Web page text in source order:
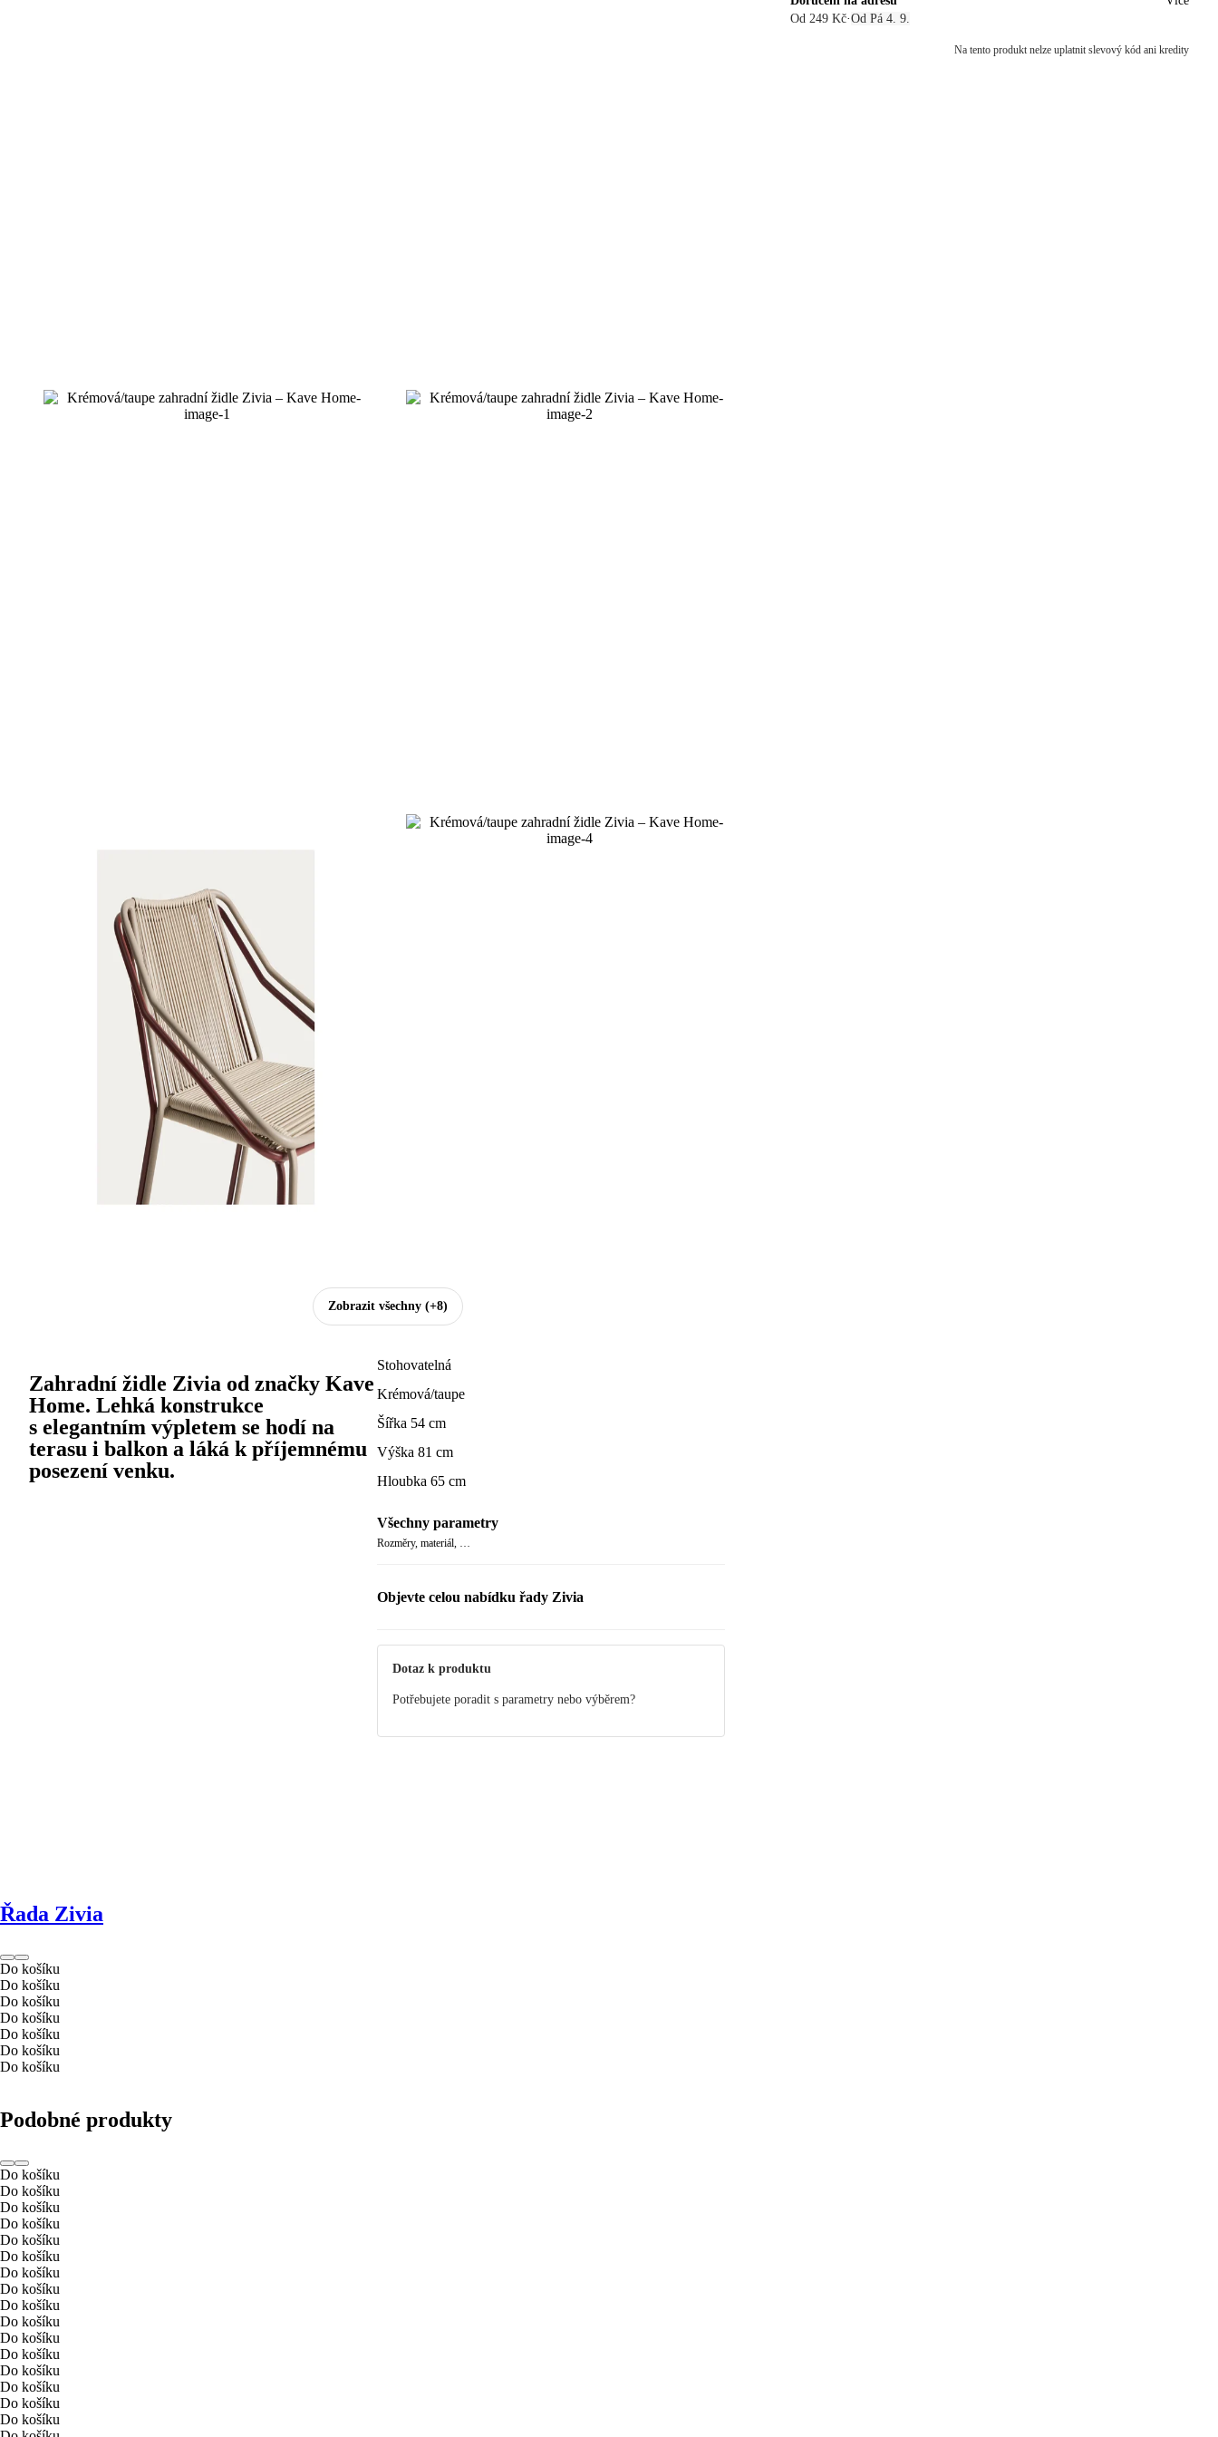
Zobrazit všechny (+8)
Od 249 Kč·Od Pá 4. 9.
Na tento produkt nelze uplatnit slevový kód ani kredity
Zahradní židle Zivia od značky Kave
Home. Lehká konstrukce
s elegantním výpletem se hodí na
terasu i balkon a láká k příjemnému
posezení venku.
Stohovatelná
Krémová/taupe
Šířka 54 cm
Výška 81 cm
Hloubka 65 cm
Všechny parametry
Rozměry, materiál, …
Objevte celou nabídku řady Zivia
Dotaz k produktu
Potřebujete poradit s parametry nebo výběrem?
Řada Zivia
Do košíku
Do košíku
Do košíku
Do košíku
Do košíku
Do košíku
Do košíku
Podobné produkty
Do košíku
Do košíku
Do košíku
Do košíku
Do košíku
Do košíku
Do košíku
Do košíku
Do košíku
Do košíku
Do košíku
Do košíku
Do košíku
Do košíku
Do košíku
Do košíku